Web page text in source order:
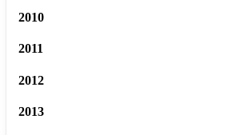
2010
2011
2012
2013